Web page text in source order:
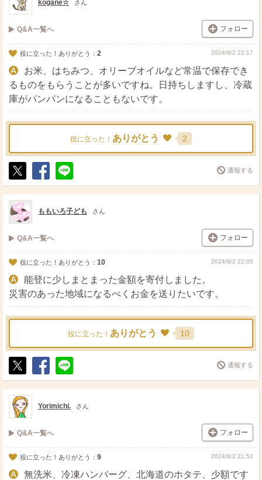
kogane☆ さん
Q&A一覧へ フォロー
役に立った！ありがとう： 2 2024/8/2 22:17
お米、はちみつ、オリーブオイルなど常温で保存でき
るものをもらうことが多いですね。日持ちしますし、冷蔵
庫がパンパンになることもないです。
役に立った！ ありがとう 2
ポ
ス
ト
シ
ェ
送
る
通報する
ももいろ子ども さん
Q&A一覧へ フォロー
役に立った！ありがとう： 10 2024/8/2 22:05
能登に少しまとまった金額を寄付しました。
災害のあった地域になるべくお金を送りたいです。
役に立った！ ありがとう 10
ポ
ス
ト
シ
ェ
送
る
通報する
Yorimichi. さん
Q&A一覧へ フォロー
役に立った！ありがとう： 9 2024/8/2 21:52
無洗米、冷凍ハンバーグ、北海道のホタテ、少額です